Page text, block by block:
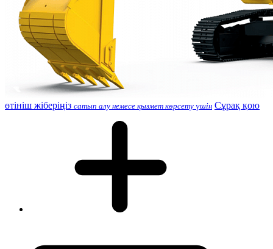
өтініш жіберіңіз сатып алу немесе қызмет көрсету үшін Сұрақ қою